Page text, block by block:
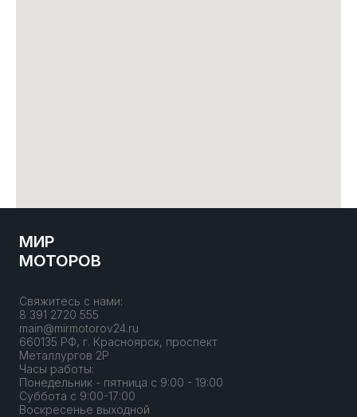
МИР
МОТОРОВ
Свяжитесь с нами:
8 391 2720 555
main@mirmotorov24.ru
660135 РФ, г. Красноярск, проспект
Металлургов 2Р
Часы работы:
Понедельник - пятница с 9:00 - 19:00
Суббота с 9:00-17:00
Воскресенье выходной